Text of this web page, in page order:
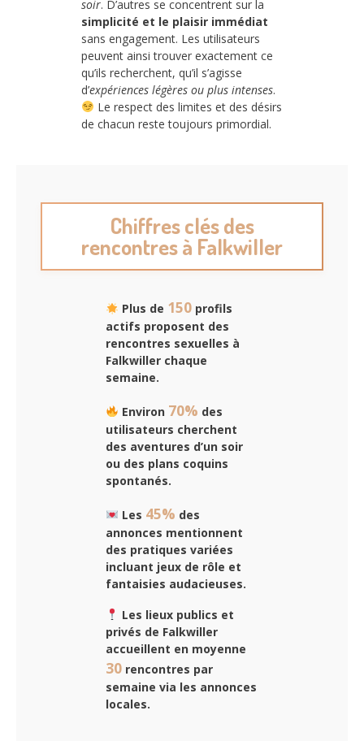
soir. D’autres se concentrent sur la
simplicité et le plaisir immédiat
sans engagement. Les utilisateurs
peuvent ainsi trouver exactement ce
qu’ils recherchent, qu’il s’agisse
d’expériences légères ou plus intenses.
Le respect des limites et des désirs
de chacun reste toujours primordial.
Chiffres clés des
rencontres à Falkwiller
Plus de 150profils
actifs proposent des
rencontres sexuelles à
Falkwiller chaque
semaine.
Environ 70% des
utilisateurs cherchent
des aventures d’un soir
ou des plans coquins
spontanés.
Les 45% des
annonces mentionnent
des pratiques variées
incluant jeux de rôle et
fantaisies audacieuses.
Les lieux publics et
privés de Falkwiller
accueillent en moyenne
30 rencontres par
semaine via les annonces
locales.